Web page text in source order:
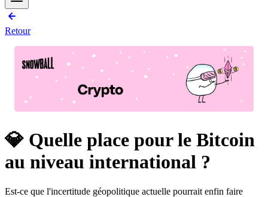
Retour
💎 Quelle place pour le Bitcoin
au niveau international ?
Est-ce que l'incertitude géopolitique actuelle pourrait enfin faire